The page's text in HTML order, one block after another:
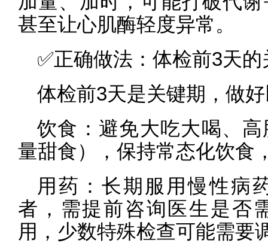
甚至让心肌酶轻度异常。
✅正确做法：体检前3天
体检前3天是关键期，做
饮食：避免大吃大喝、
量甜食），保持常态化饮食
用药：长期服用慢性病
者，需提前咨询医生是否
用，少数特殊检查可能需要